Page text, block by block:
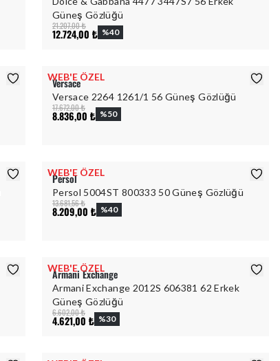
Güneş Gözlüğü
21.207,00 ₺
12.724,00 ₺ %40
WEB'E ÖZEL
Versace
Versace 2264 1261/1 56 Güneş Gözlüğü
17.672,00 ₺
8.836,00 ₺ %50
WEB'E ÖZEL
Persol
Persol 5004ST 800333 50 Güneş Gözlüğü
13.681,56 ₺
8.209,00 ₺ %40
WEB'E ÖZEL
Armani Exchange
Armani Exchange 2012S 606381 62 Erkek
Güneş Gözlüğü
6.602,00 ₺
4.621,00 ₺ %30